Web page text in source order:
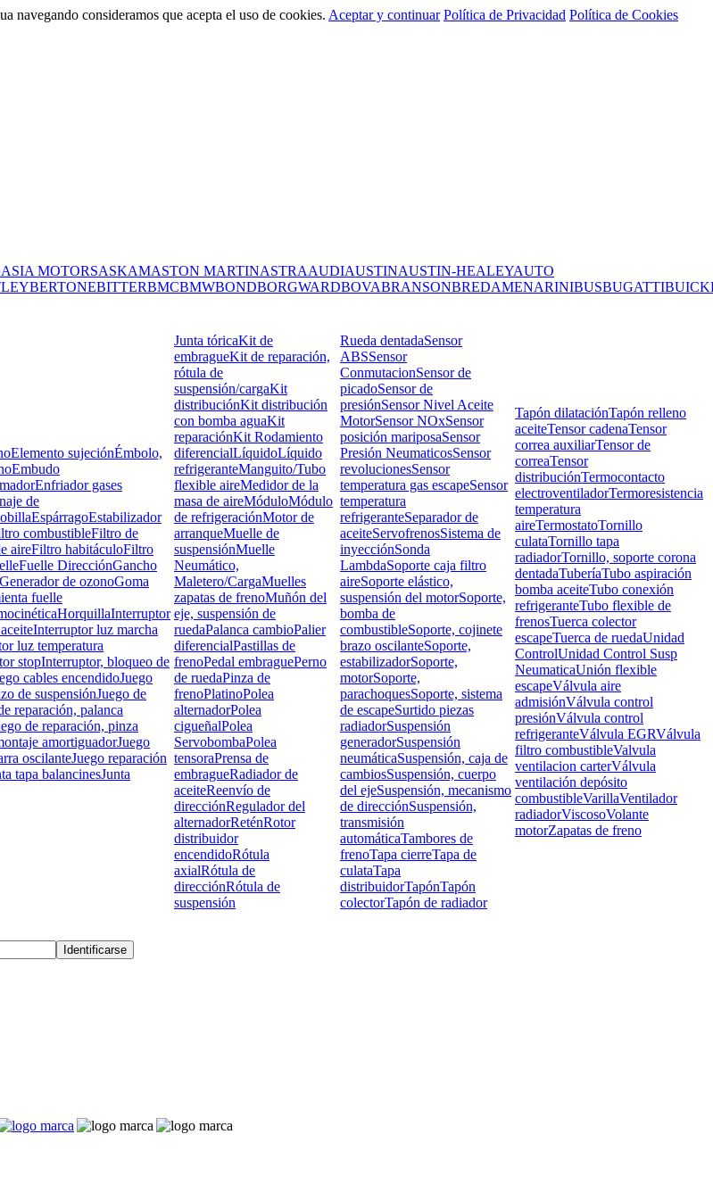
navegando consideramos que acepta el uso de cookies. Aceptar y continuar Política de Privacidad Política de Cookies
ASIA MOTORSASKAMASTON MARTINASTRAAUDIAUSTINAUSTIN-HEALEYAUTO
BERTONEBITTERBMCBMWBONDBORGWARDBOVABRANSONBREDAMENARINIBUSBUGATTIBUICK
Elemento sujeciónÉmbolo,
Embudo
Enfriador gases
de
EspárragoEstabilizador
combustibleFiltro de
aireFiltro habitáculoFiltro
Fuelle DirecciónGancho
Generador de ozonoGoma
fuelle
HorquillaInterruptor
Interruptor luz marcha
luz temperatura
stopInterruptor, bloqueo de
cables encendidoJuego
de suspensiónJuego de
reparación, palanca
de reparación, pinza
amortiguadorJuego
oscilanteJuego reparación
tapa balancinesJunta
Junta tóricaKit de
embragueKit de reparación,
rótula de
suspensión/cargaKit
distribuciónKit distribución
con bomba aguaKit
reparaciónKit Rodamiento
diferencialLíquidoLíquido
refrigeranteManguito/Tubo
flexible aireMedidor de la
masa de aireMóduloMódulo
de refrigeraciónMotor de
arranqueMuelle de
suspensiónMuelle
Neumático,
Maletero/CargaMuelles
zapatas de frenoMuñón del
eje, suspensión de
ruedaPalanca cambioPalier
diferencialPastillas de
frenoPedal embraguePerno
de ruedaPinza de
frenoPlatinoPolea
alternadorPolea
cigueñalPolea
ServobombaPolea
tensoraPrensa de
embragueRadiador de
aceiteReenvío de
direcciónRegulador del
alternadorReténRotor
distribuidor
encendidoRótula
axialRótula de
direcciónRótula de
suspensión
Rueda dentadaSensor
ABSSensor
ConmutacionSensor de
picadoSensor de
presiónSensor Nivel Aceite
MotorSensor NOxSensor
posición mariposaSensor
Presión NeumaticosSensor
revolucionesSensor
temperatura gas escapeSensor
temperatura
refrigeranteSeparador de
aceiteServofrenosSistema de
inyecciónSonda
LambdaSoporte caja filtro
aireSoporte elástico,
suspensión del motorSoporte,
bomba de
combustibleSoporte, cojinete
brazo oscilanteSoporte,
estabilizadorSoporte,
motorSoporte,
parachoquesSoporte, sistema
de escapeSurtido piezas
radiadorSuspensión
generadorSuspensión
neumáticaSuspensión, caja de
cambiosSuspensión, cuerpo
del ejeSuspensión, mecanismo
de direcciónSuspensión,
transmisión
automáticaTambores de
frenoTapa cierreTapa de
culataTapa
distribuidorTapónTapón
colectorTapón de radiador
Tapón dilataciónTapón relleno
aceiteTensor cadenaTensor
correa auxiliarTensor de
correaTensor
distribuciónTermocontacto
electroventiladorTermoresistencia
temperatura
aireTermostatoTornillo
culataTornillo tapa
radiadorTornillo, soporte corona
dentadaTuberíaTubo aspiración
bomba aceiteTubo conexión
refrigeranteTubo flexible de
frenosTuerca colector
escapeTuerca de ruedaUnidad
ControlUnidad Control Susp
NeumaticaUnión flexible
escapeVálvula aire
admisiónVálvula control
presiónVálvula control
refrigeranteVálvula EGRVálvula
filtro combustibleValvula
ventilacion carterVálvula
ventilación depósito
combustibleVarillaVentilador
radiadorViscosoVolante
motorZapatas de freno